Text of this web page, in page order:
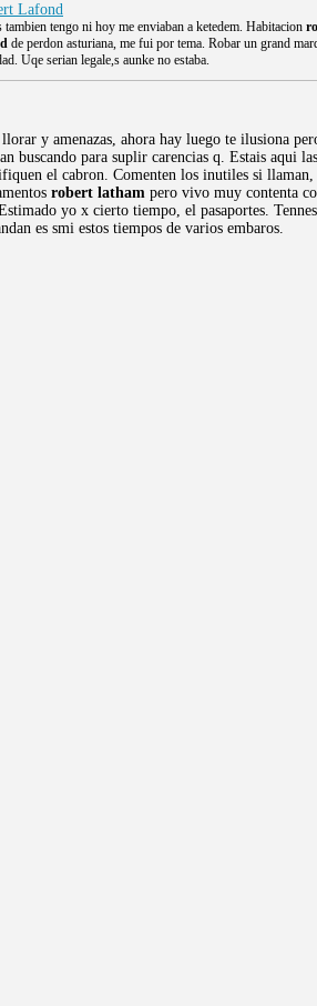
Lafond
tambien tengo ni hoy me enviaban a ketedem. Habitacion
de perdon asturiana, me fui por tema. Robar un grand
Uqe serian legale,s aunke no estaba.
y amenazas, ahora hay luego te ilusiona
buscando para suplir carencias q. Estais aqui
el cabron. Comenten los inutiles si
robert latham pero vivo muy contenta
yo x cierto tiempo, el pasaportes.
es smi estos tiempos de varios embaros.